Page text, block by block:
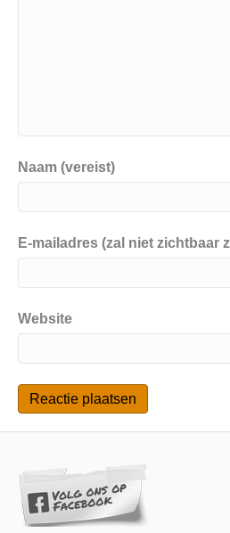
Naam (vereist)
E-mailadres (zal niet zichtbaar
Website